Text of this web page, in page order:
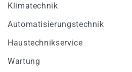
Klimatechnik
Automatisierungstechnik
Haustechnikservice
Wartung